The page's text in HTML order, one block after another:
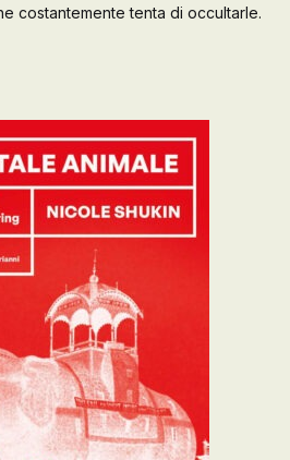
costantemente tenta di occultarle.